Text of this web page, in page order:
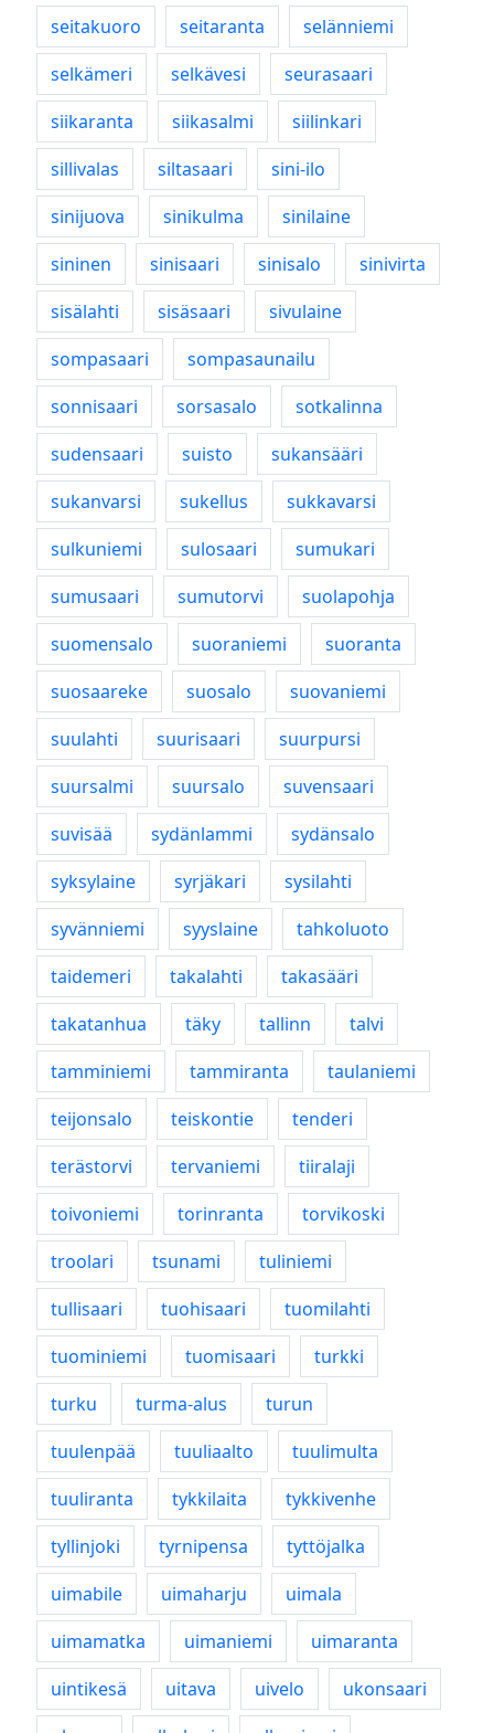
seitakuoro
seitaranta
selänniemi
selkämeri
selkävesi
seurasaari
siikaranta
siikasalmi
siilinkari
sillivalas
siltasaari
sini-ilo
sinijuova
sinikulma
sinilaine
sininen
sinisaari sinisalo
sinivirta
sisälahti
sisäsaari
sivulaine
sompasaari
sompasaunailu
sonnisaari
sorsasalo
sotkalinna
sudensaari
suisto
sukansääri
sukanvarsi
sukellus
sukkavarsi
sulkuniemi
sulosaari
sumukari
sumusaari
sumutorvi
suolapohja
suomensalo
suoraniemi
suoranta
suosaareke
suosalo
suovaniemi
suulahti
suurisaari
suurpursi
suursalmi
suursalo
suvensaari
suvisää
sydänlammi
sydänsalo
syksylaine
syrjäkari
sysilahti
syvänniemi
syyslaine
tahkoluoto
taidemeri
takalahti
takasääri
takatanhua
täky tallinn
talvi
tamminiemi
tammiranta
taulaniemi
teijonsalo
teiskontie
tenderi
terästorvi
tervaniemi
tiiralaji
toivoniemi
torinranta
torvikoski
troolari
tsunami
tuliniemi
tullisaari
tuohisaari
tuomilahti
tuominiemi
tuomisaari
turkki
turku
turma-alus
turun
tuulenpää
tuuliaalto
tuulimulta
tuuliranta
tykkilaita
tykkivenhe
tyllinjoki
tyrnipensa
tyttöjalka
uimabile
uimaharju
uimala
uimamatka
uimaniemi
uimaranta
uintikesä
uitava uivelo
ukonsaari